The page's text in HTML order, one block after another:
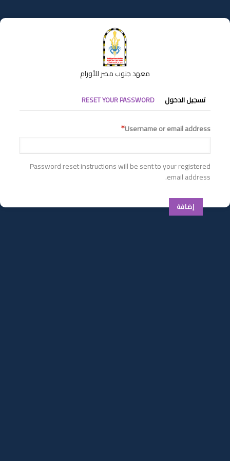
إلى
المحتوى
معهد جنوب مصر للأورام
التبويبات
الأساسية
تسجيل الدخول RESET YOUR PASSWORD
Username or email address
Password reset instructions will be sent to your registered
email address.